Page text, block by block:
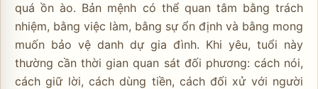
quá ồn ào. Bản mệnh có thể quan tâm bằng trách
nhiệm, bằng việc làm, bằng sự ổn định và bằng mong
muốn bảo vệ danh dự gia đình. Khi yêu, tuổi này
thường cần thời gian quan sát đối phương: cách nói,
cách giữ lời, cách dùng tiền, cách đối xử với người